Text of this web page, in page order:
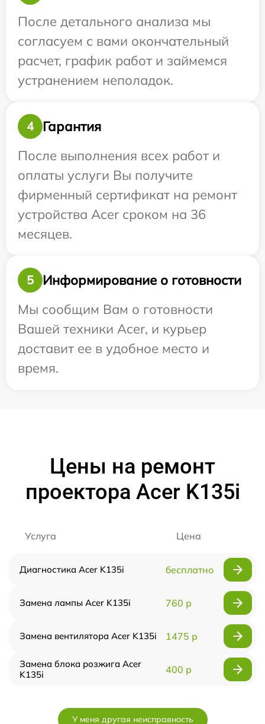
После детального анализа мы
согласуем с вами окончательный
расчет, график работ и займемся
устранением неполадок.
4
Гарантия
После выполнения всех работ и
оплаты услуги Вы получите
фирменный сертификат на ремонт
устройства Acer сроком на 36
месяцев.
5
Информирование о готовности
Мы сообщим Вам о готовности
Вашей техники Acer, и курьер
доставит ее в удобное место и
время.
Цены на ремонт
проектора Acer K135i
Услуга Цена
Диагностика Acer K135i бесплатно
Замена лампы Acer K135i 760 р
Замена вентилятора Acer K135i 1475 р
Замена блока розжига Acer
K135i
400 р
У меня другая неисправность